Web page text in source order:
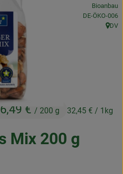
Mix 200 g
6,49 € / 200 g 32,45 € / 1kg
Bioanbau
, Kontrollstelle:
DE-ÖKO-006
,
DV